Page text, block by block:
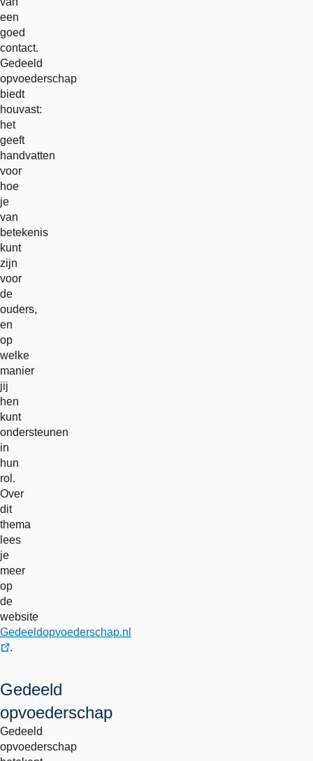
een
goed
contact.
Gedeeld
opvoederschap
biedt
houvast:
het
geeft
handvatten
voor
hoe
je
van
betekenis
kunt
zijn
voor
de
ouders,
en
op
welke
manier
jij
hen
kunt
ondersteunen
in
hun
rol.
Over
dit
thema
lees
je
meer
op
de
website
Gedeeldopvoederschap.nl
.
Gedeeld
opvoederschap
Gedeeld
opvoederschap